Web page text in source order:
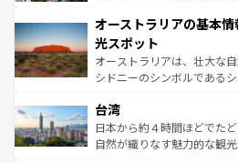
部のニューオーリンズでは
文化が魅力。旅行者はアメ
しみながら、その多様性と
るだろう。車でのロードト
情報は
ワイ島は見逃せない。また
島だが、静かな自然を求め
おすすめ。エメラルドグリ
文化や歴史が息づいている
人々、おいしいローカルフ
ク、伝統的なフラダンスな
っている。訪れるたびに新
オーストラリアの基本
光スポット
オーストラリアは、壮大な
シドニーのシンボルである
リアリーフや大陸中央部に
ク）、タスマニアの美しい
ど、見どころがたくさん。
台湾
日本から約４時間ほどでた
自然が織りなす魅力的な観